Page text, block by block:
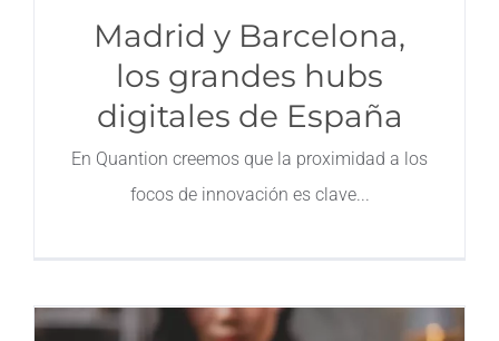
Madrid y Barcelona,
los grandes hubs
digitales de España
En Quantion creemos que la proximidad a los
focos de innovación es clave